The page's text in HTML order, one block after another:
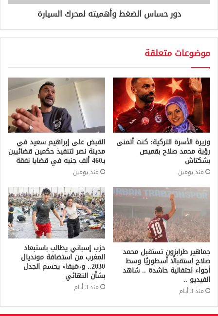
دور حساس الضغط وأهميته لمحرك السيارة
موضوعات متعلقة
وزيرة الأسرة التركية: كنت أتمنى
رؤية محمد صلاح بقميص
بشكتاش
منذ يومين
القبض على إبراهيم سعيد في
مدينة نصر لتنفيذ حكمين قضائيين
بـ460 ألف جنيه في قضايا نفقة
منذ يومين
جماهير طرابزون تستقبل محمد
صلاح استقبالًا أسطوريًا وسط
أجواء احتفالية حاشدة .. شاهد
الفيديو ..
منذ 3 أيام
حزب إسباني يطالب باستبعاد
المغرب من استضافة مونديال
2030.. و«فيفا» يحسم الجدل
بشأن النهائي
منذ 3 أيام